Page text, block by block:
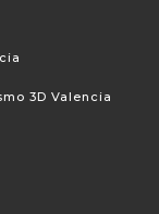
3D Valencia